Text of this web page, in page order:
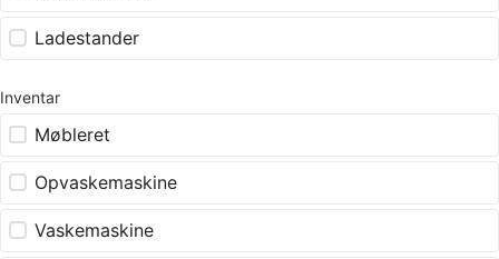
Ladestander
Inventar
Møbleret
Opvaskemaskine
Vaskemaskine